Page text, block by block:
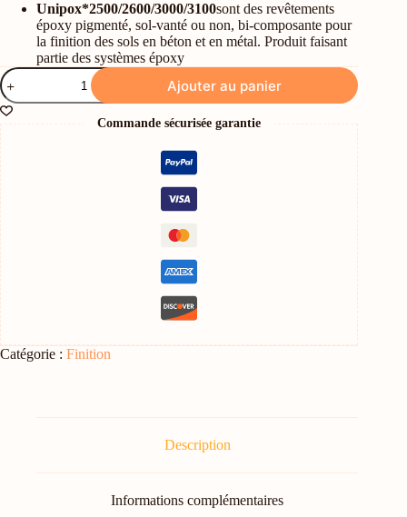
Unipox*2500/2600/3000/3100sont des revêtements
époxy pigmenté, sol-vanté ou non, bi-composante pour
la finition des sols en béton et en métal. Produit faisant
partie des systèmes époxy
quantité
de
GAMME
UNIPOX
3000
Ajouter au panier
Commande sécurisée garantie
Catégorie : Finition
Description
Informations complémentaires